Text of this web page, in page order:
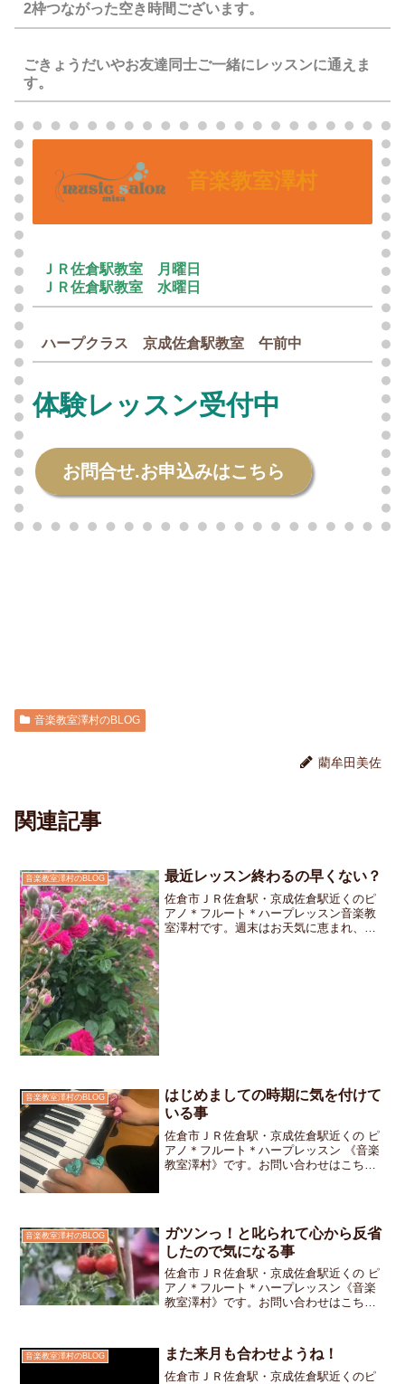
2枠つながった空き時間ございます。
ごきょうだいやお友達同士ご一緒にレッスンに通えま
す。
音楽教室澤村
ＪＲ佐倉駅教室 月曜日
ＪＲ佐倉駅教室 水曜日
ハープクラス 京成佐倉駅教室 午前中
体験レッスン受付中
お問合せ.お申込みはこちら
音楽教室澤村のBLOG
藺牟田美佐
関連記事
音楽教室澤村のBLOG 最近レッスン終わるの早くない？
佐倉市ＪＲ佐倉駅・京成佐倉駅近くのピ
アノ＊フルート＊ハープレッスン音楽教
室澤村です。週末はお天気に恵まれ、佐
音楽教室澤村のBLOG
はじめましての時期に気を付けて
いる事
佐倉市ＪＲ佐倉駅・京成佐倉駅近くの ピ
アノ＊フルート＊ハープレッスン 《音楽
教室澤村》です。お問い合わせはこちら
音楽教室澤村のBLOG
ガツンっ！と叱られて心から反省
したので気になる事
佐倉市ＪＲ佐倉駅・京成佐倉駅近くの ピ
アノ＊フルート＊ハープレッスン《音楽
教室澤村》です。お問い合わせはこちら
はどのように過ごされているのでしょ
う。私は今年はどこにも出...
音楽教室澤村のBLOG また来月も合わせようね！
佐倉市ＪＲ佐倉駅・京成佐倉駅近くのピ